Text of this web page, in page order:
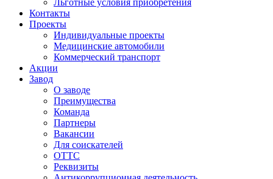
Льготные условия приобретения
Контакты
Проекты
Индивидуальные проекты
Медицинские автомобили
Коммерческий транспорт
Акции
Завод
О заводе
Преимущества
Команда
Партнеры
Вакансии
Для соискателей
ОТТС
Реквизиты